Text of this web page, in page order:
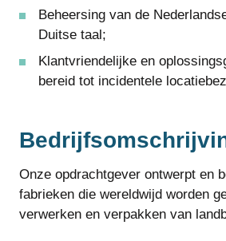
Beheersing van de
Duitse taal;
Klantvriendelijke en
bereid tot incidentele
Onze opdrachtgever ontwerpt en
fabrieken die wereldwijd worden
verwerken en verpakken van